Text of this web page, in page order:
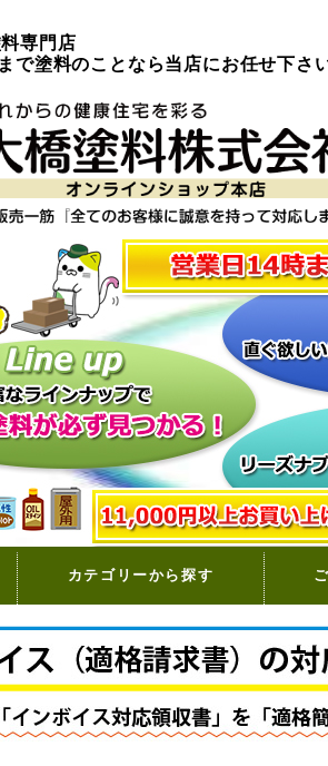
専門店
で塗料のことなら当店にお任せ下さ
カテゴリーから探す